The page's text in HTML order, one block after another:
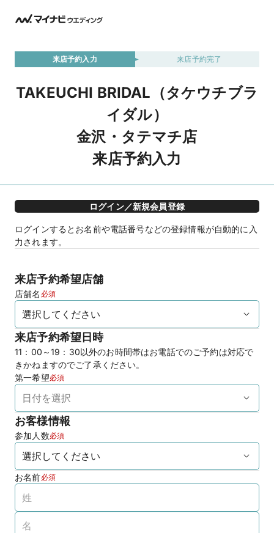
来店予約入力 来店予約完了
TAKEUCHI BRIDAL（タケウチブラ
イダル）
金沢・タテマチ店
来店予約入力
ログイン／新規会員登録
ログインするとお名前や電話番号などの登録情報が自動的に入
力されます。
来店予約希望店舗
店舗名 必須
来店予約希望日時
11：00～19：30以外のお時間帯はお電話でのご予約は対応で
きかねますのでご了承ください。
第一希望必須
お客様情報
参加人数必須
お名前必須